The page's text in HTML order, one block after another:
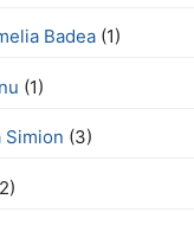
Badea (1)
(1)
Simion (3)